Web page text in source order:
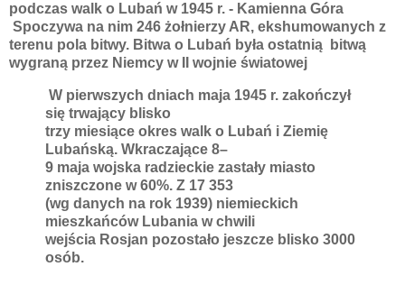
podczas walk o Lubań w 1945 r. - Kamienna Góra
Spoczywa na nim 246 żołnierzy AR, ekshumowanych z
terenu pola bitwy. Bitwa o Lubań była ostatnią bitwą
wygraną przez Niemcy w II wojnie światowej
W pierwszych dniach maja 1945 r. zakończył
się trwający blisko
trzy miesiące okres walk o Lubań i Ziemię
Lubańską. Wkraczające 8–
9 maja wojska radzieckie zastały miasto
zniszczone w 60%. Z 17 353
(wg danych na rok 1939) niemieckich
mieszkańców Lubania w chwili
wejścia Rosjan pozostało jeszcze blisko 3000
osób.